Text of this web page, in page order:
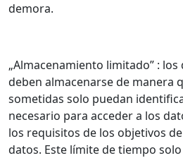
demora.
„Almacenamiento limitado” :
deben almacenarse de manera
sometidas solo puedan
necesario para acceder a los
los requisitos de los objetivos
datos. Este límite de tiempo